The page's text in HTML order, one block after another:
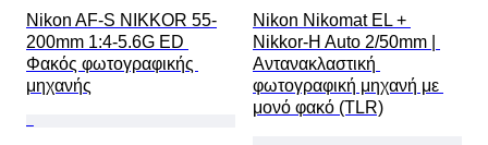
Nikon AF-S NIKKOR 55-
200mm 1:4-5.6G ED
Φακός φωτογραφικής
μηχανής
Nikon Nikomat EL +
Nikkor-H Auto 2/50mm |
Αντανακλαστική
φωτογραφική μηχανή με
μονό φακό (TLR)